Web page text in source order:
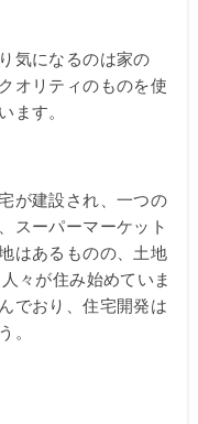
気になるのは家の
オリティのものを使
ます。
が建設され、一つの
スーパーマーケット
はあるものの、土地
々が住み始めていま
でおり、住宅開発は
。